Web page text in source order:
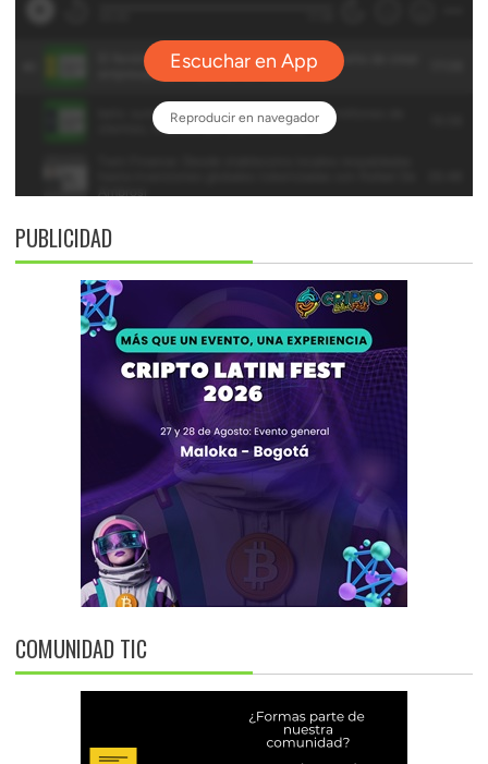
PUBLICIDAD
COMUNIDAD TIC